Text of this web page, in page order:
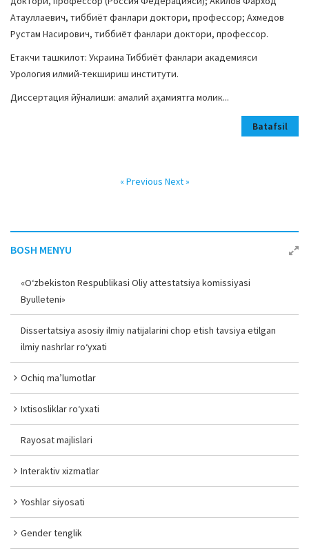
Атауллаевич, тиббиёт фанлари доктори, профессор; Ахмедов
Рустам Насирович, тиббиёт фанлари доктори, профессор.
Етакчи ташкилот: Украина Тиббиёт фанлари академияси
Урология илмий-текшириш институти.
Диссертация йўналиши: амалий аҳамиятга молик...
Batafsil
« Previous Next »
BOSH MENYU
«O‘zbekiston Respublikasi Oliy attestatsiya komissiyasi
Byulleteni»
Dissertatsiya asosiy ilmiy natijalarini chop etish tavsiya etilgan
ilmiy nashrlar ro‘yxati
Ochiq ma’lumotlar
Ixtisosliklar ro‘yxati
Rayosat majlislari
Interaktiv xizmatlar
Yoshlar siyosati
Gender tenglik